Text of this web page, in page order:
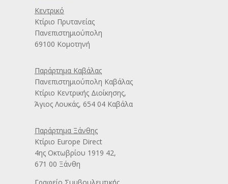
Κεντρικό
Κτίριο Πρυτανείας
Πανεπιστημιούπολη
69100 Κομοτηνή
Παράρτημα Καβάλας
Πανεπιστημιούπολη Καβάλας
Κτίριο Κεντρικής Διοίκησης,
Άγιος Λουκάς, 654 04 Καβάλα
Παράρτημα Ξάνθης
Κτίριο Europe Direct
4ης Οκτωβρίου 1919 42,
671 00 Ξάνθη